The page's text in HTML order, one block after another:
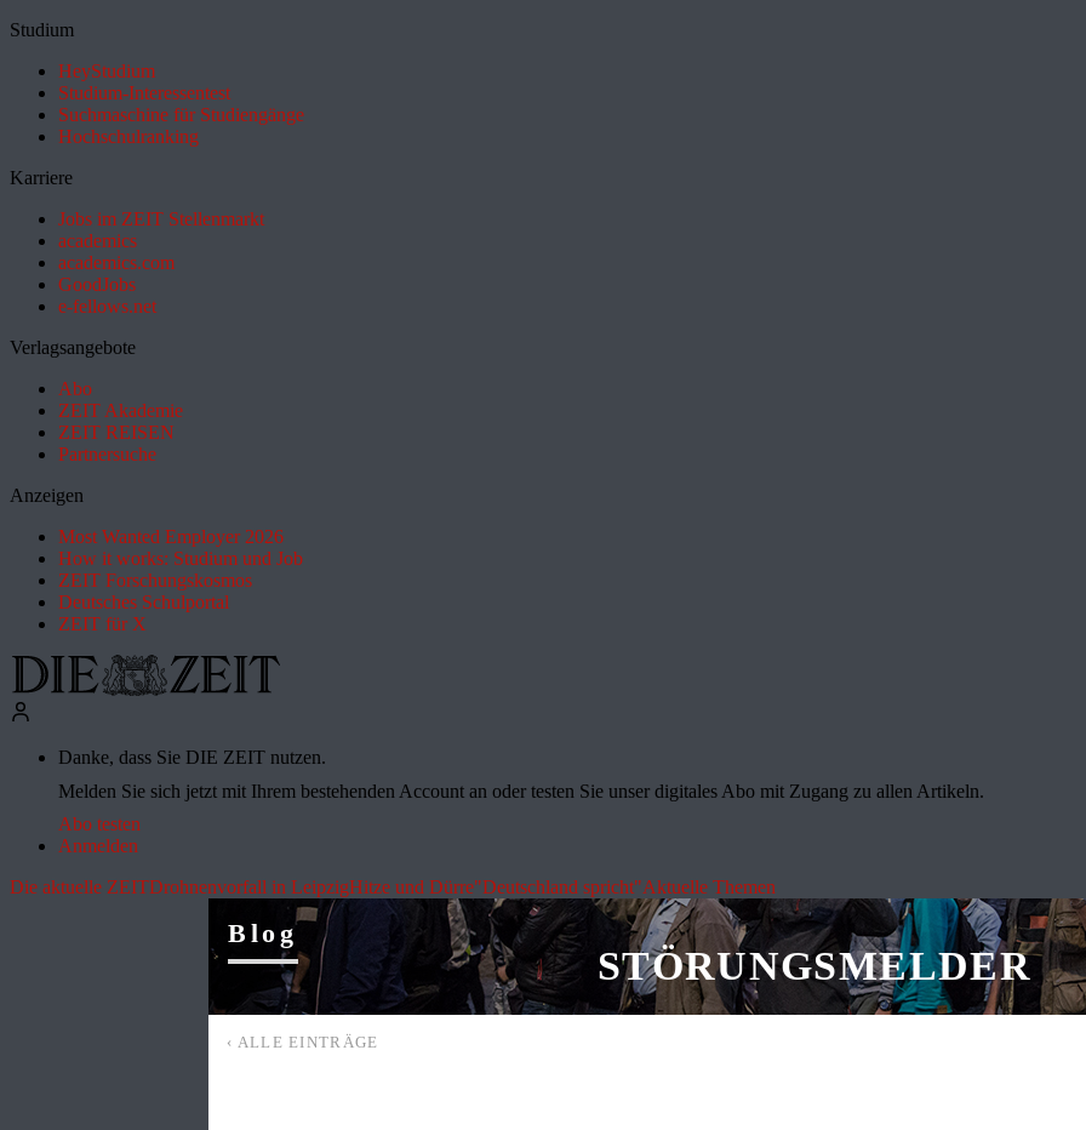
Studium
HeyStudium
Studium-Interessentest
Suchmaschine für Studiengänge
Hochschulranking
Karriere
Jobs im ZEIT Stellenmarkt
academics
academics.com
GoodJobs
e-fellows.net
Verlagsangebote
Abo
ZEIT Akademie
ZEIT REISEN
Partnersuche
Anzeigen
Most Wanted Employer 2026
How it works: Studium und Job
ZEIT Forschungskosmos
Deutsches Schulportal
ZEIT für X
Danke, dass Sie DIE ZEIT nutzen.
Melden Sie sich jetzt mit Ihrem bestehenden Account an oder testen Sie unser digitales Abo mit Zugang zu allen Artikeln.
Abo testen
Anmelden
Die aktuelle ZEITDrohnenvorfall in LeipzigHitze und Dürre"Deutschland spricht"Aktuelle Themen
Blog
STÖRUNGSMELDER
‹ ALLE EINTRÄGE